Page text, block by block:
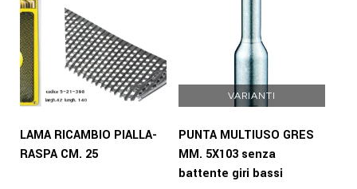
LAMA RICAMBIO PIALLA-
RASPA CM. 25
VARIANTI
PUNTA MULTIUSO GRES
MM. 5X103 senza
battente giri bassi